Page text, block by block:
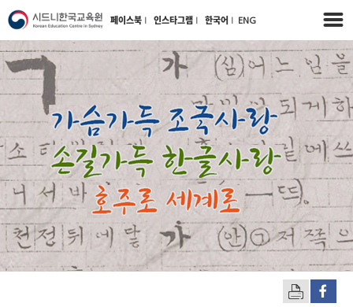
페이스북 l 인스타그램 l 한국어 l ENG